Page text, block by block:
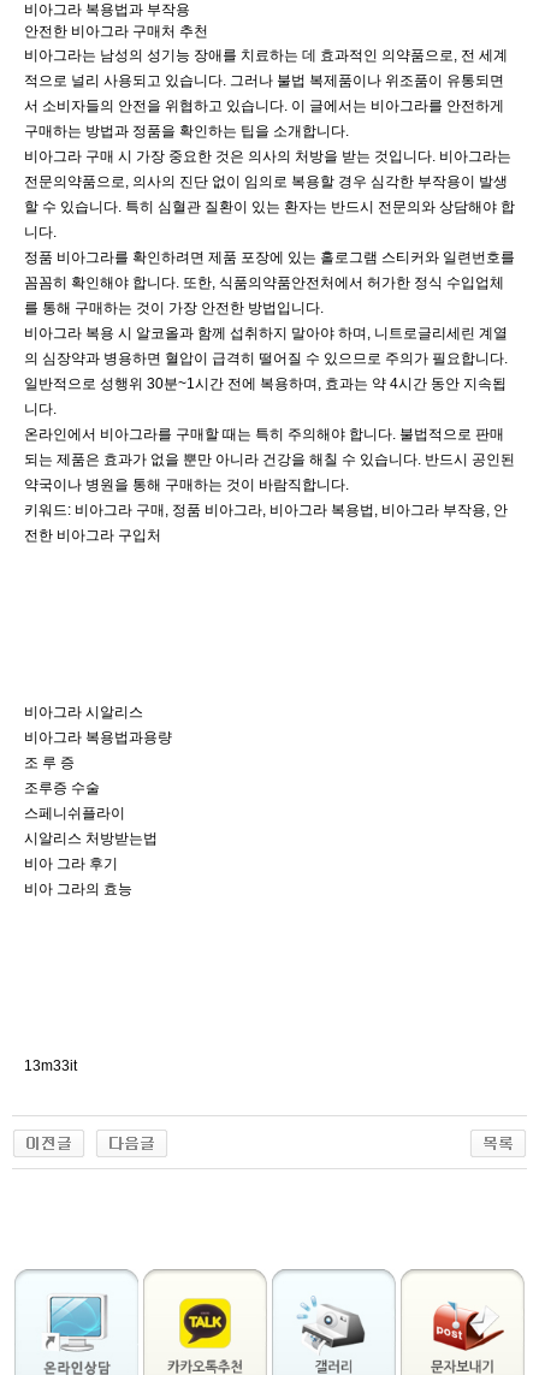
비아그라 복용법과 부작용
안전한 비아그라 구매처 추천
비아그라는 남성의 성기능 장애를 치료하는 데 효과적인 의약품으로, 전 세계
적으로 널리 사용되고 있습니다. 그러나 불법 복제품이나 위조품이 유통되면
서 소비자들의 안전을 위협하고 있습니다. 이 글에서는 비아그라를 안전하게
구매하는 방법과 정품을 확인하는 팁을 소개합니다.
비아그라 구매 시 가장 중요한 것은 의사의 처방을 받는 것입니다. 비아그라는
전문의약품으로, 의사의 진단 없이 임의로 복용할 경우 심각한 부작용이 발생
할 수 있습니다. 특히 심혈관 질환이 있는 환자는 반드시 전문의와 상담해야 합
니다.
정품 비아그라를 확인하려면 제품 포장에 있는 홀로그램 스티커와 일련번호를
꼼꼼히 확인해야 합니다. 또한, 식품의약품안전처에서 허가한 정식 수입업체
를 통해 구매하는 것이 가장 안전한 방법입니다.
비아그라 복용 시 알코올과 함께 섭취하지 말아야 하며, 니트로글리세린 계열
의 심장약과 병용하면 혈압이 급격히 떨어질 수 있으므로 주의가 필요합니다.
일반적으로 성행위 30분~1시간 전에 복용하며, 효과는 약 4시간 동안 지속됩
니다.
온라인에서 비아그라를 구매할 때는 특히 주의해야 합니다. 불법적으로 판매
되는 제품은 효과가 없을 뿐만 아니라 건강을 해칠 수 있습니다. 반드시 공인된
약국이나 병원을 통해 구매하는 것이 바람직합니다.
키워드: 비아그라 구매, 정품 비아그라, 비아그라 복용법, 비아그라 부작용, 안
전한 비아그라 구입처
비아그라 시알리스
비아그라 복용법과용량
조 루 증
조루증 수술
스페니쉬플라이
시알리스 처방받는법
비아 그라 후기
비아 그라의 효능
13m33it
마